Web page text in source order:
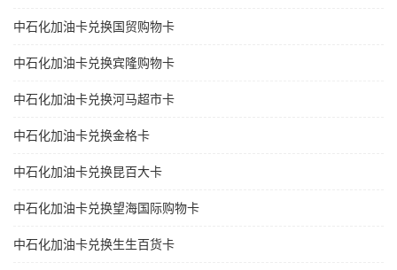
中石化加油卡兑换国贸购物卡
中石化加油卡兑换宾隆购物卡
中石化加油卡兑换河马超市卡
中石化加油卡兑换金格卡
中石化加油卡兑换昆百大卡
中石化加油卡兑换望海国际购物卡
中石化加油卡兑换生生百货卡